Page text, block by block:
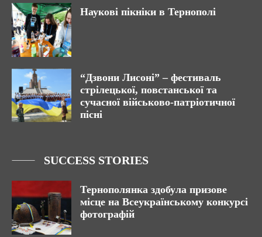
Наукові пікніки в Тернополі
“Дзвони Лисоні” – фестиваль
стрілецької, повстанської та
сучасної військово-патріотичної
пісні
SUCCESS STORIES
Тернополянка здобула призове
місце на Всеукраїнському конкурсі
фотографій